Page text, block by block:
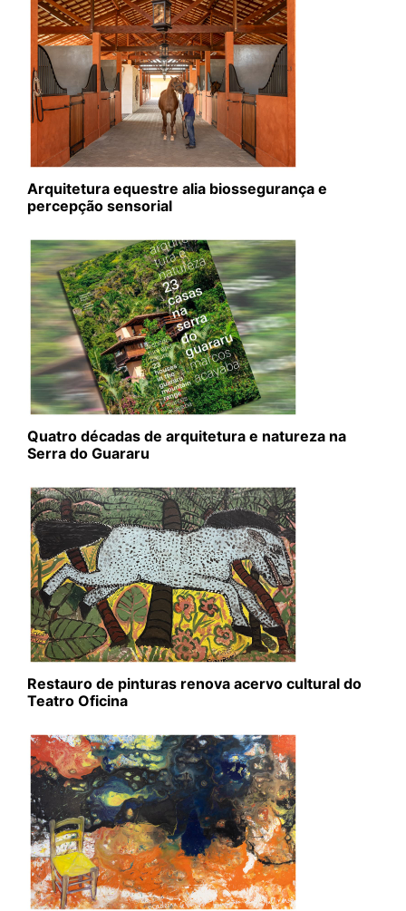
Arquitetura equestre alia biossegurança e
percepção sensorial
Quatro décadas de arquitetura e natureza na
Serra do Guararu
Restauro de pinturas renova acervo cultural do
Teatro Oficina